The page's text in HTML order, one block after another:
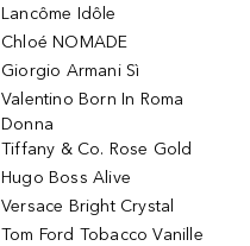
Lancôme Idôle
Chloé NOMADE
Giorgio Armani Sì
Valentino Born In Roma
Donna
Tiffany & Co. Rose Gold
Hugo Boss Alive
Versace Bright Crystal
Tom Ford Tobacco Vanille